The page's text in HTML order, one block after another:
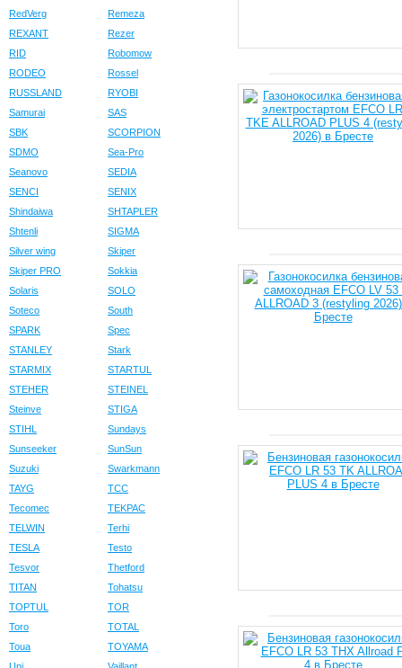
RedVerg
Remeza
REXANT
Rezer
RID
Robomow
RODEO
Rossel
RUSSLAND
RYOBI
Samurai
SAS
SBK
SCORPION
SDMO
Sea-Pro
Seanovo
SEDIA
SENCI
SENIX
Shindaiwa
SHTAPLER
Shtenli
SIGMA
Silver wing
Skiper
Skiper PRO
Sokkia
Solaris
SOLO
Soteco
South
SPARK
Spec
STANLEY
Stark
STARMIX
STARTUL
STEHER
STEINEL
Steinve
STIGA
STIHL
Sundays
Sunseeker
SunSun
Suzuki
Swarkmann
TAYG
TCC
Tecomec
TEKPAC
TELWIN
Terhi
TESLA
Testo
Tesvor
Thetford
TITAN
Tohatsu
TOPTUL
TOR
Toro
TOTAL
Toua
TOYAMA